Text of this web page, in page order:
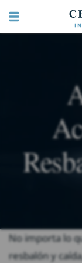
No importa lo
resbalón y